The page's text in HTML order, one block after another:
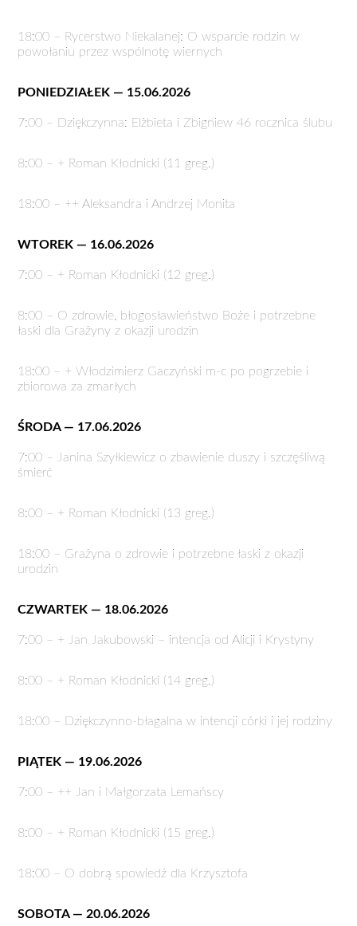
18:00 – Rycerstwo Niekalanej: O wsparcie rodzin w
powołaniu przez wspólnotę wiernych
PONIEDZIAŁEK — 15.06.2026
7:00 – Dziękczynna: Elżbieta i Zbigniew 46 rocznica ślubu
8:00 – + Roman Kłodnicki (11 greg.)
18:00 – ++ Aleksandra i Andrzej Monita
WTOREK — 16.06.2026
7:00 – + Roman Kłodnicki (12 greg.)
8:00 – O zdrowie, błogosławieństwo Boże i potrzebne
łaski dla Grażyny z okazji urodzin
18:00 – + Włodzimierz Gaczyński m-c po pogrzebie i
zbiorowa za zmarłych
ŚRODA — 17.06.2026
7:00 – Janina Szyłkiewicz o zbawienie duszy i szczęśliwą
śmierć
8:00 – + Roman Kłodnicki (13 greg.)
18:00 – Grażyna o zdrowie i potrzebne łaski z okazji
urodzin
CZWARTEK — 18.06.2026
7:00 – + Jan Jakubowski – intencja od Alicji i Krystyny
8:00 – + Roman Kłodnicki (14 greg.)
18:00 – Dziękczynno-błagalna w intencji córki i jej rodziny
PIĄTEK — 19.06.2026
7:00 – ++ Jan i Małgorzata Lemańscy
8:00 – + Roman Kłodnicki (15 greg.)
18:00 – O dobrą spowiedź dla Krzysztofa
SOBOTA — 20.06.2026